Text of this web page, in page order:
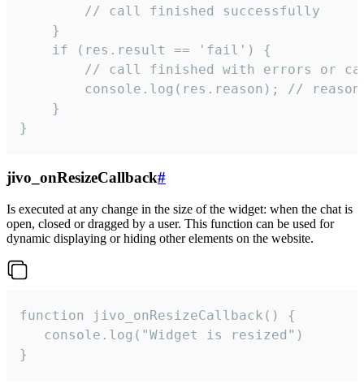
        // call finished successfully
    }
    if (res.result == 'fail') {
// call finished with errors or
console.log(res.reason); //
    }
}
jivo_onResizeCallback#
Is executed at any change in the size of the widget: when the chat is
open, closed or dragged by a user. This function can be used for
dynamic displaying or hiding other elements on the website.
function jivo_onResizeCallback() {
   console.log("Widget is resized")
}